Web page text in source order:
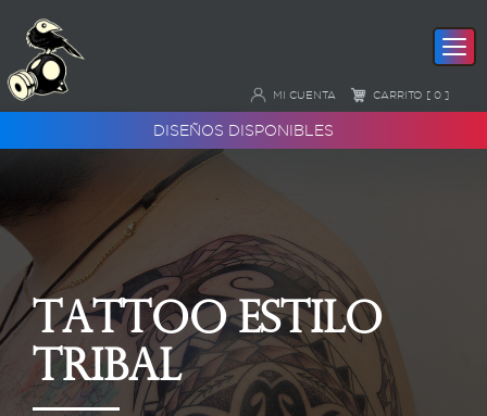
MI CUENTA CARRITO [ 0 ]
DISEÑOS DISPONIBLES
Tattoo estilo
tribal